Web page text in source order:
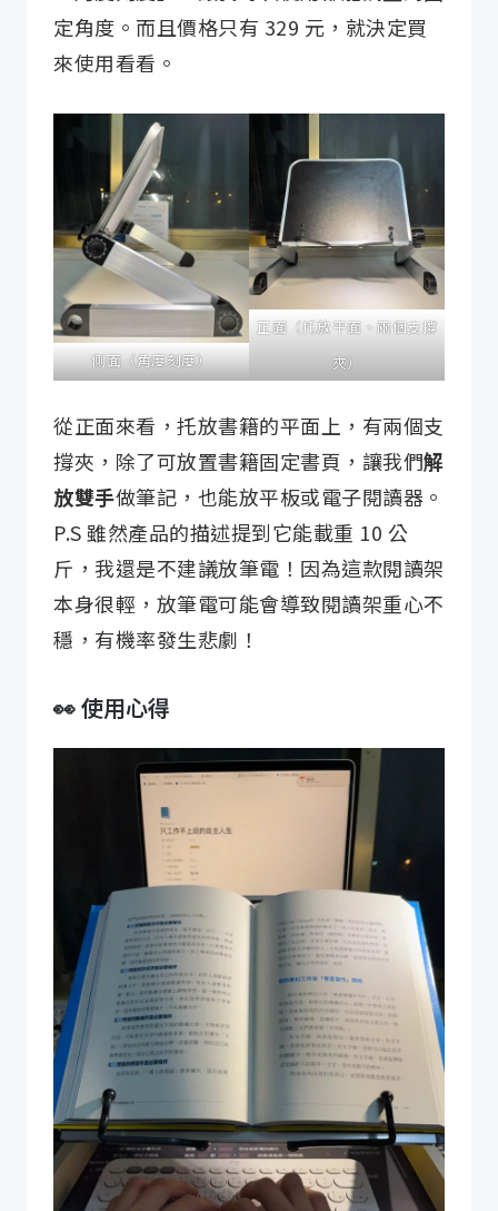
定角度。而且價格只有 329 元，就決定買
來使用看看。
側面（角度刻度）
正面（托放平面、兩個支撐
夾）
從正面來看，托放書籍的平面上，有兩個支
撐夾，除了可放置書籍固定書頁，讓我們解
放雙手做筆記，也能放平板或電子閱讀器。
P.S 雖然產品的描述提到它能載重 10 公
斤，我還是不建議放筆電！因為這款閱讀架
本身很輕，放筆電可能會導致閱讀架重心不
穩，有機率發生悲劇！
👀 使用心得